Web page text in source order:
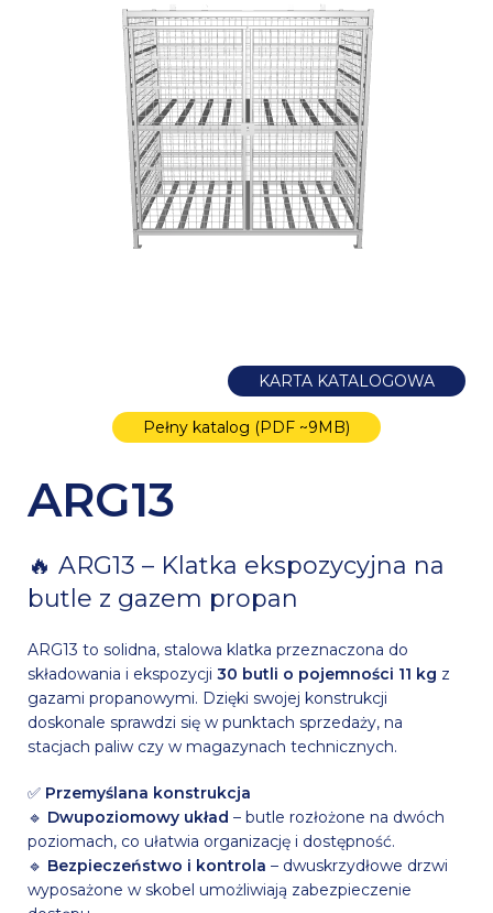
KARTA KATALOGOWA
Pełny katalog (PDF ~9MB)
ARG13
🔥 ARG13 – Klatka ekspozycyjna na
butle z gazem propan
ARG13 to solidna, stalowa klatka przeznaczona do
składowania i ekspozycji30 butli o pojemności 11 kg z
gazami propanowymi. Dzięki swojej konstrukcji
doskonale sprawdzi się w punktach sprzedaży, na
stacjach paliw czy w magazynach technicznych.
✅ Przemyślana konstrukcja
🔹 Dwupoziomowy układ – butle rozłożone na dwóch
poziomach, co ułatwia organizację i dostępność.
🔹 Bezpieczeństwo i kontrola – dwuskrzydłowe drzwi
wyposażone w skobel umożliwiają zabezpieczenie